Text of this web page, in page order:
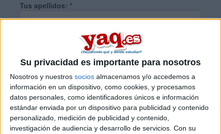
Su privacidad es importante para nosotros
Nosotros y nuestros socios almacenamos y/o accedemos a
información en un dispositivo, como cookies, y procesamos
datos personales, como identificadores únicos e información
estándar enviada por un dispositivo para publicidad y contenido
personalizado, medición de publicidad y contenido,
investigación de audiencia y desarrollo de servicios. Con su
Tus apellidos: *
¿Qué quieres preguntar?*